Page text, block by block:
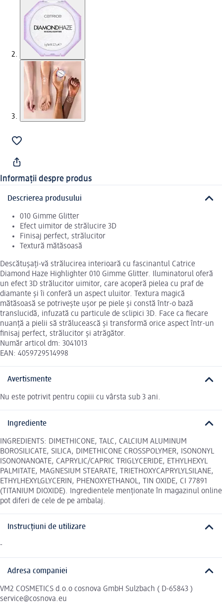
Informații despre produs
Descrierea produsului
010 Gimme Glitter
Efect uimitor de strălucire 3D
Finisaj perfect, strălucitor
Textură mătăsoasă
Descătușați-vă strălucirea interioară cu fascinantul Catrice
Diamond Haze Highlighter 010 Gimme Glitter. Iluminatorul oferă
un efect 3D strălucitor uimitor, care acoperă pielea cu praf de
diamante și îi conferă un aspect uluitor. Textura magică
mătăsoasă se potrivește ușor pe piele și constă într-o bază
translucidă, infuzată cu particule de sclipici 3D. Face ca fiecare
nuanță a pielii să strălucească și transformă orice aspect într-un
finisaj perfect, strălucitor și atrăgător.
Număr articol dm: 3041013
EAN: 4059729514998
Avertismente
Nu este potrivit pentru copiii cu vârsta sub 3 ani.
Ingrediente
INGREDIENTS: DIMETHICONE, TALC, CALCIUM ALUMINUM
BOROSILICATE, SILICA, DIMETHICONE CROSSPOLYMER, ISONONYL
ISONONANOATE, CAPRYLIC/CAPRIC TRIGLYCERIDE, ETHYLHEXYL
PALMITATE, MAGNESIUM STEARATE, TRIETHOXYCAPRYLYLSILANE,
ETHYLHEXYLGLYCERIN, PHENOXYETHANOL, TIN OXIDE, CI 77891
(TITANIUM DIOXIDE). Ingredientele menționate în magazinul online
pot diferi de cele de pe ambalaj.
Instrucțiuni de utilizare
-
Adresa companiei
VM2 COSMETICS d.o.o cosnova GmbH Sulzbach ( D-65843 )
service@cosnova.eu